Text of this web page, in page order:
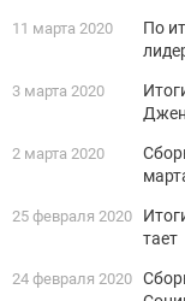
11 марта 2020
По
3 марта 2020
2 марта 2020
25 февраля 2020
тает
24 февраля 2020